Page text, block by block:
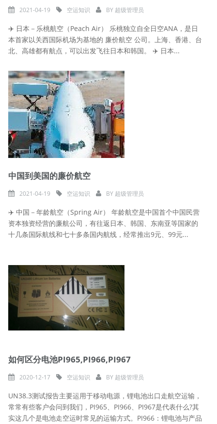
2021-04-19 空运知识 BY 超级管理员
✈️ 日本－乐桃航空（Peach Air） 乐桃独立自全日空ANA，是日
本首家以关西国际机场为基地的 廉价航空 公司。上海、香港、台
北、高雄都有航点，可以出发飞往日本和韩国。 ✈️ 日本...
中国到美国的廉价航空
2021-04-19 空运知识 BY 超级管理员
✈️ 中国－年龄航空（Spring Air） 年龄航空是中国首个中国民营
资本独资经营的廉航公司，有往返日本、韩国、东南亚等国家的
十几条国际航线和七十多条国内航线，经常推出9元、99元...
如何区分电池PI965,PI966,PI967
2020-12-17 空运知识 BY 超级管理员
UN38.3测试报告主要运用于移动电源，锂电池出口走航空运输，
常常有些客户会问到我们，PI965、PI966、PI967是代表什么?其
实这几个是电池走空运时常见的运输方式。PI966：锂电池与产品